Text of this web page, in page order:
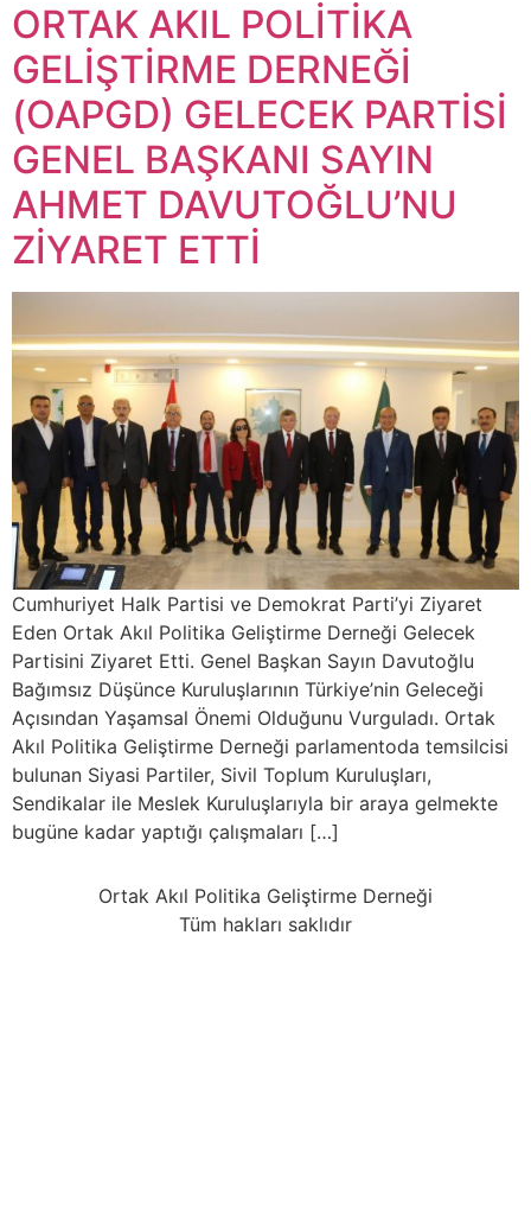
ORTAK AKIL POLİTİKA
GELİŞTİRME DERNEĞİ
(OAPGD) GELECEK PARTİSİ
GENEL BAŞKANI SAYIN
AHMET DAVUTOĞLU’NU
ZİYARET ETTİ
Cumhuriyet Halk Partisi ve Demokrat Parti’yi Ziyaret
Eden Ortak Akıl Politika Geliştirme Derneği Gelecek
Partisini Ziyaret Etti. Genel Başkan Sayın Davutoğlu
Bağımsız Düşünce Kuruluşlarının Türkiye’nin Geleceği
Açısından Yaşamsal Önemi Olduğunu Vurguladı. Ortak
Akıl Politika Geliştirme Derneği parlamentoda temsilcisi
bulunan Siyasi Partiler, Sivil Toplum Kuruluşları,
Sendikalar ile Meslek Kuruluşlarıyla bir araya gelmekte
bugüne kadar yaptığı çalışmaları […]
Ortak Akıl Politika Geliştirme Derneği
Tüm hakları saklıdır